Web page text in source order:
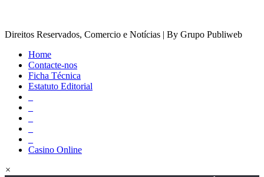
Direitos Reservados, Comercio e Notícias | By Grupo Publiweb
Home
Contacte-nos
Ficha Técnica
Estatuto Editorial
Casino Online
×